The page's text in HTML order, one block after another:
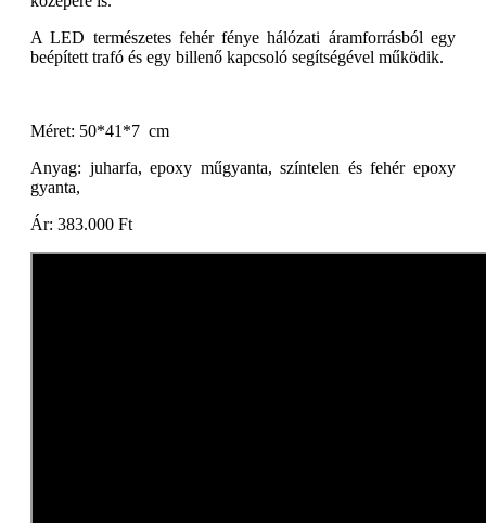
A LED természetes fehér fénye hálózati áramforrásból egy
beépített trafó és egy billenő kapcsoló segítségével működik.
Méret: 50*41*7 cm
Anyag: juharfa, epoxy műgyanta, színtelen és fehér epoxy
gyanta,
Ár: 383.000 Ft